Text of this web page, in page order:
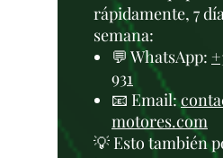
rápidamente, 7
semana:
💬 WhatsApp:
931
📧 Email:
motores.com
💡 Esto también